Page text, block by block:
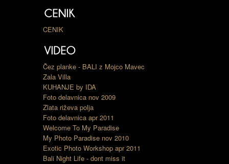
CENIK
Čez planke - BALI z Mojco Mavec
Zala Villa
KUHANJE by IDA
Foto delavnica nov 2009
Zlata riževa polja
Foto delavnica apr 2011
Welcome To My Paradise
My Photo Paradise nov 2010
Exotic Photo Workshop apr 2011
Bali Night Life - dont miss it